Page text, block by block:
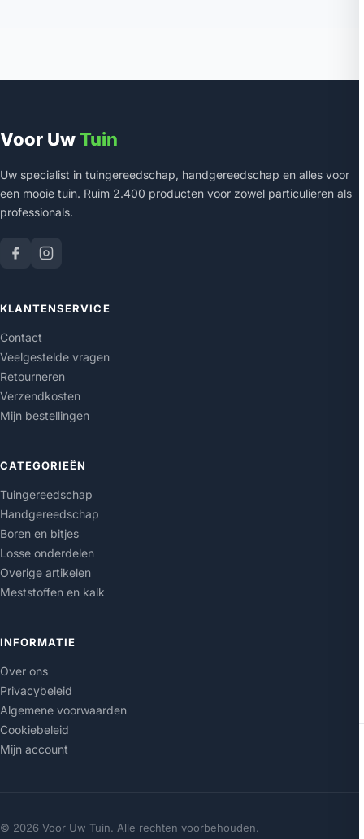
Voor UwTuin
Uw specialist in tuingereedschap, handgereedschap en alles voor
een mooie tuin. Ruim 2.400 producten voor zowel particulieren als
professionals.
KLANTENSERVICE
Contact
Veelgestelde vragen
Retourneren
Verzendkosten
Mijn bestellingen
CATEGORIEËN
Tuingereedschap
Handgereedschap
Boren en bitjes
Losse onderdelen
Overige artikelen
Meststoffen en kalk
INFORMATIE
Over ons
Privacybeleid
Algemene voorwaarden
Cookiebeleid
Mijn account
© 2026 Voor Uw Tuin. Alle rechten voorbehouden.